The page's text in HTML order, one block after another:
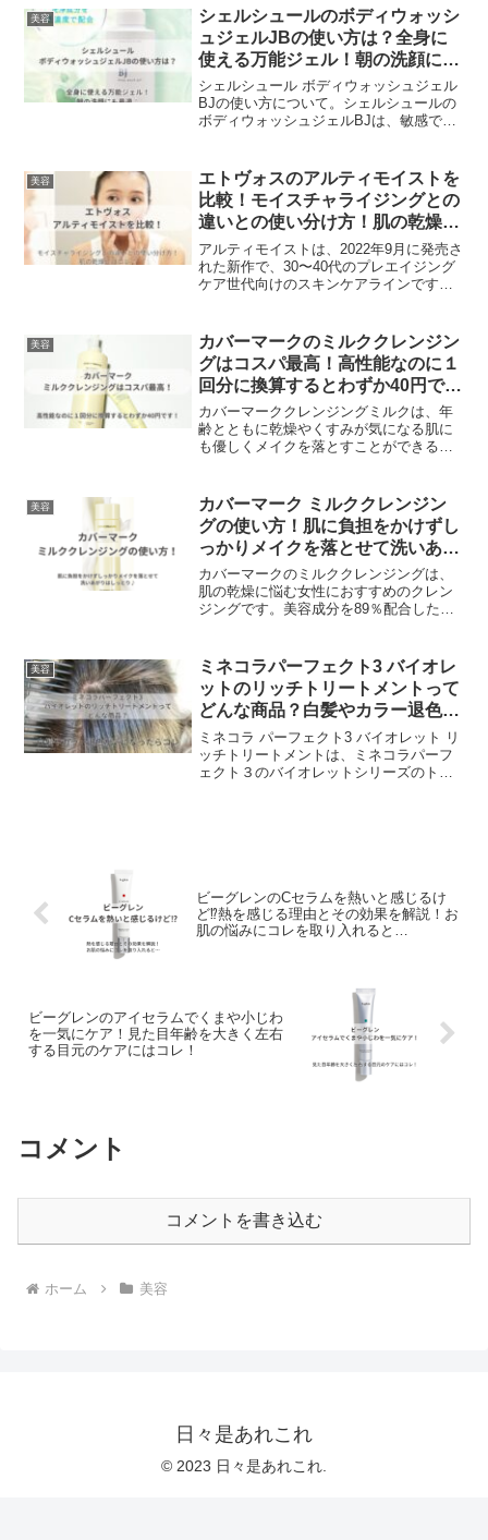
適切なスキンケアの順番は非常に重要で
す。「はなつゆ美容液」は、植物由来の
成分を贅沢に配合し、肌に優しい処方で
ありながら高い保湿力を実現していま
す。この美容液を正しい順番で使用する
ことで、肌のバリア機能を強化し、環境
ストレスから肌を守ることができます。
美容
シェルシュールのボディウォッシ
ュジェルJBの使い方は？全身に
使える万能ジェル！朝の洗顔にも
最適♪
シェルシュール ボディウォッシュジェル
BJの使い方について。シェルシュールの
ボディウォッシュジェルBJは、敏感で荒
湿と優しい洗浄が重要ですので、この製
品は最適です。またボディウォッシュジ
ェルBJは、泡立てる必要がないため、忙
しい朝にも最適です。洗浄力がマイルド
で、肌のバリア機能を守りながら汚れを
しっかり落とします。
美容
エトヴォスのアルティモイストを
比較！モイスチャライジングとの
違いとの使い分け方！肌の乾燥に
はコレ♪
アルティモイストは、2022年9月に発売さ
れた新作で、30〜40代のプレエイジング
ケア世代向けのスキンケアラインです。
ャライジングは、従来からあるオールシ
ーズン向けのスキンケアラインです。
美容
カバーマークのミルククレンジン
グはコスパ最高！高性能なのに１
回分に換算するとわずか40円で
す！
カバーマーククレンジングミルクは、年
齢とともに乾燥やくすみが気になる肌に
も優しくメイクを落とすことができる優
かりと取り除きます。また、肌に必要な
水分や油分は残してくれるので、洗い上
がりの肌はしっとりと潤います。
美容
カバーマーク ミルククレンジン
グの使い方！肌に負担をかけずし
っかりメイクを落とせて洗いあが
りはしっとり♪
カバーマークのミルククレンジングは、
肌の乾燥に悩む女性におすすめのクレン
ジングです。美容成分を89％配合した高
い上がりはしっとりもちもちになりま
す。濡れた手でも使えるので、お風呂で
の使用にも便利です。
美容
ミネコラパーフェクト3 バイオレ
ットのリッチトリートメントって
どんな商品？白髪やカラー退色が
気になったらコレ
ミネコラ パーフェクト3 バイオレット リ
ッチトリートメントは、ミネコラパーフ
ェクト３のバイオレットシリーズのトリ
ビーグレンのCセラムを熱いと感じるけ
ど⁉熱を感じる理由とその効果を解説！お
肌の悩みにコレを取り入れると…
ビーグレンのアイセラムでくまや小じわ
を一気にケア！見た目年齢を大きく左右
する目元のケアにはコレ！
コメント
コメントを書き込む
ホーム 美容
日々是あれこれ
© 2023 日々是あれこれ.